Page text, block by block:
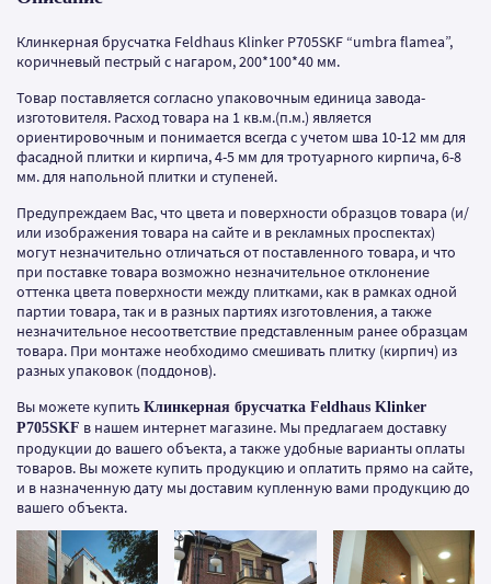
Клинкерная брусчатка Feldhaus Klinker P705SKF “umbra flamea”,
коричневый пестрый с нагаром, 200*100*40 мм.
Товар поставляется согласно упаковочным единица завода-
изготовителя. Расход товара на 1 кв.м.(п.м.) является
ориентировочным и понимается всегда с учетом шва 10-12 мм для
фасадной плитки и кирпича, 4-5 мм для тротуарного кирпича, 6-8
мм. для напольной плитки и ступеней.
Предупреждаем Вас, что цвета и поверхности образцов товара (и/
или изображения товара на сайте и в рекламных проспектах)
могут незначительно отличаться от поставленного товара, и что
при поставке товара возможно незначительное отклонение
оттенка цвета поверхности между плитками, как в рамках одной
партии товара, так и в разных партиях изготовления, а также
незначительное несоответствие представленным ранее образцам
товара. При монтаже необходимо смешивать плитку (кирпич) из
разных упаковок (поддонов).
Вы можете купить Клинкерная брусчатка Feldhaus Klinker
P705SKF в нашем интернет магазине. Мы предлагаем доставку
продукции до вашего объекта, а также удобные варианты оплаты
товаров. Вы можете купить продукцию и оплатить прямо на сайте,
и в назначенную дату мы доставим купленную вами продукцию до
вашего объекта.